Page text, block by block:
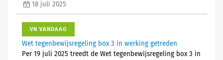
18 juli 2025
VN VANDAAG
Wet tegenbewijsregeling box 3 in werking getreden
Per 19 juli 2025 treedt de Wet tegenbewijsregeling box 3 in